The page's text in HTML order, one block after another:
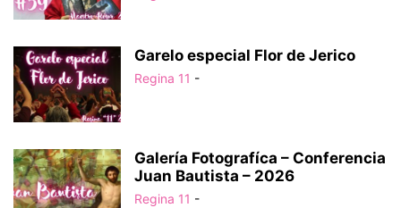
Garelo especial Flor de Jerico
Regina 11 -
Galería Fotografíca – Conferencia
Juan Bautista – 2026
Regina 11 -